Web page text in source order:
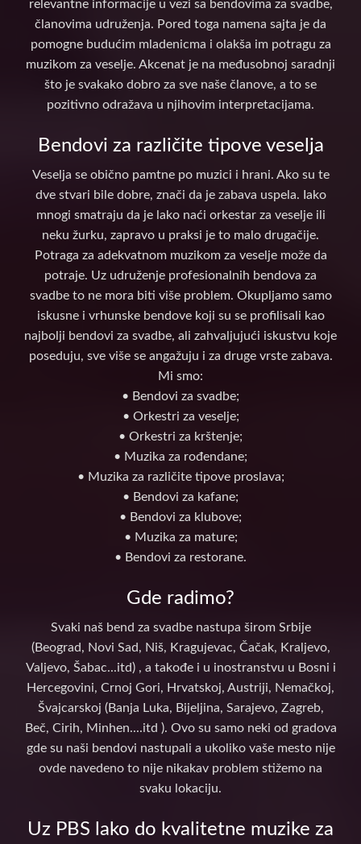
relevantne informacije u vezi sa bendovima za svadbe,
članovima udruženja. Pored toga namena sajta je da
pomogne budućim mladenicma i olakša im potragu za
muzikom za veselje. Akcenat je na međusobnoj saradnji
što je svakako dobro za sve naše članove, a to se
pozitivno odražava u njihovim interpretacijama.
Bendovi za različite tipove veselja
Veselja se obično pamtne po muzici i hrani. Ako su te
dve stvari bile dobre, znači da je zabava uspela. Iako
mnogi smatraju da je lako naći orkestar za veselje ili
neku žurku, zapravo u praksi je to malo drugačije.
Potraga za adekvatnom muzikom za veselje može da
potraje. Uz udruženje profesionalnih bendova za
svadbe to ne mora biti više problem. Okupljamo samo
iskusne i vrhunske bendove koji su se profilisali kao
najbolji bendovi za svadbe, ali zahvaljujući iskustvu koje
poseduju, sve više se angažuju i za druge vrste zabava.
Mi smo:
• Bendovi za svadbe;
• Orkestri za veselje;
• Orkestri za krštenje;
• Muzika za rođendane;
• Muzika za različite tipove proslava;
• Bendovi za kafane;
• Bendovi za klubove;
• Muzika za mature;
• Bendovi za restorane.
Gde radimo?
Svaki naš bend za svadbe nastupa širom Srbije
(Beograd, Novi Sad, Niš, Kragujevac, Čačak, Kraljevo,
Valjevo, Šabac...itd) , a takođe i u inostranstvu u Bosni i
Hercegovini, Crnoj Gori, Hrvatskoj, Austriji, Nemačkoj,
Švajcarskoj (Banja Luka, Bijeljina, Sarajevo, Zagreb,
Beč, Cirih, Minhen....itd ). Ovo su samo neki od gradova
gde su naši bendovi nastupali a ukoliko vaše mesto nije
ovde navedeno to nije nikakav problem stižemo na
svaku lokaciju.
Uz PBS lako do kvalitetne muzike za